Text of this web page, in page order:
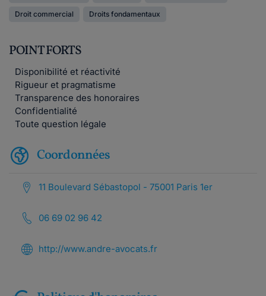
Droit commercial Droits fondamentaux
POINT FORTS
Disponibilité et réactivité
Rigueur et pragmatisme
Transparence des honoraires
Confidentialité
Toute question légale
Coordonnées
11 Boulevard Sébastopol - 75001 Paris 1er
06 69 02 96 42
http://www.andre-avocats.fr